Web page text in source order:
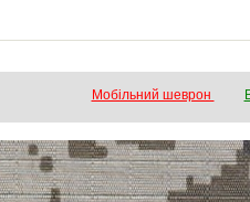
Мобільний шеврон